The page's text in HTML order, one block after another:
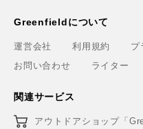
Greenfieldについて
運営会社 利用規約
プ
お問い合わせ
ライター
関連サービス
アウトドアショップ「